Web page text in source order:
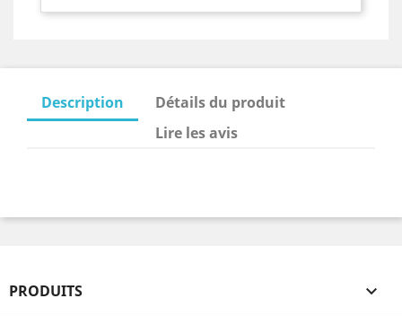
Description
Détails du produit
Lire les avis
PRODUITS 